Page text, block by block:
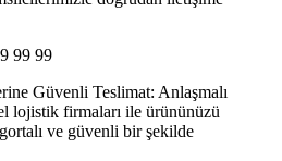
99 99
Güvenli Teslimat: Anlaşmalı
lojistik firmaları ile ürününüzü
ve güvenli bir şekilde